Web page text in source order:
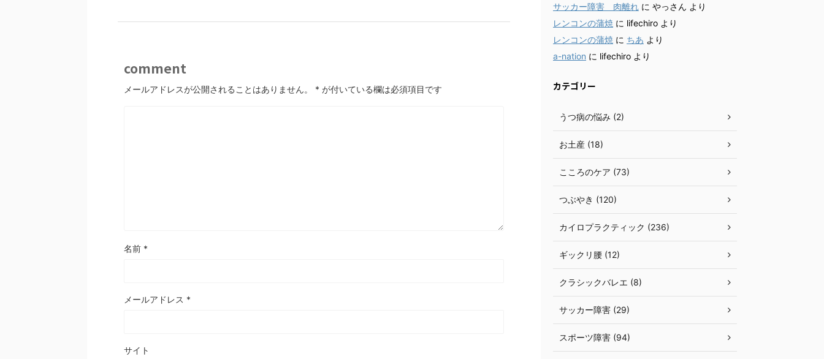
k
comment
メールアドレスが公開されることはありません。 * が付いている欄は必須項目です
名前 *
メールアドレス *
サイト
サッカー障害 肉離れ に やっさん より
レンコンの蒲焼 に lifechiro より
レンコンの蒲焼 に ちあ より
a-nation に lifechiro より
カテゴリー
うつ病の悩み (2)
お土産 (18)
こころのケア (73)
つぶやき (120)
カイロプラクティック (236)
ギックリ腰 (12)
クラシックバレエ (8)
サッカー障害 (29)
スポーツ障害 (94)